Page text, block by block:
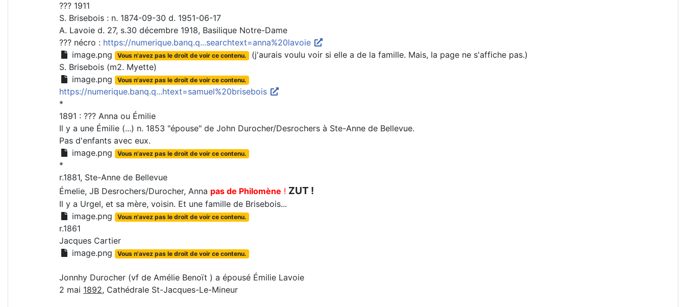
??? 1911
S. Brisebois : n. 1874-09-30 d. 1951-06-17
A. Lavoie d. 27, s.30 décembre 1918, Basilique Notre-Dame
??? nécro : https://numerique.banq.q...searchtext=anna%20lavoie
image.png
Vous n'avez pas le droit de voir ce contenu. (j'aurais voulu voir si elle a de la famille. Mais, la page ne s'affiche pas.)
S. Brisebois (m2. Myette)
image.png
Vous n'avez pas le droit de voir ce contenu.
https://numerique.banq.q...htext=samuel%20brisebois
*
1891 : ??? Anna ou Émilie
Il y a une Émilie (...) n. 1853 "épouse" de John Durocher/Desrochers à Ste-Anne de Bellevue.
Pas d'enfants avec eux.
image.png
Vous n'avez pas le droit de voir ce contenu.
*
r.1881, Ste-Anne de Bellevue
Émelie, JB Desrochers/Durocher, Anna pas de Philomène ! ZUT !
Il y a Urgel, et sa mère, voisin. Et une famille de Brisebois...
image.png
Vous n'avez pas le droit de voir ce contenu.
r.1861
Jacques Cartier
image.png
Vous n'avez pas le droit de voir ce contenu.
Jonnhy Durocher (vf de Amélie Benoït ) a épousé Émilie Lavoie
2 mai 1892, Cathédrale St-Jacques-Le-Mineur